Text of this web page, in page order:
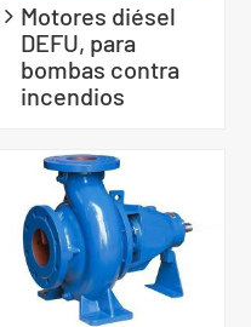
Motores diésel
DEFU, para
bombas contra
incendios